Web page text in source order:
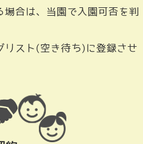
合は、当園で入園可否を判
リスト(空き待ち)に登録させ